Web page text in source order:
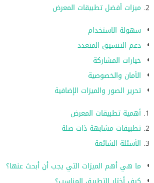
ميزات أفضل تطبيقات المعرض
سهولة الاستخدام
دعم التنسيق المتعدد
خيارات المشاركة
الأمان والخصوصية
تحرير الصور والميزات الإضافية
أهمية تطبيقات المعرض
تطبيقات مشابهة ذات صلة
الأسئلة الشائعة
ما هي أهم الميزات التي يجب أن أبحث عنها؟